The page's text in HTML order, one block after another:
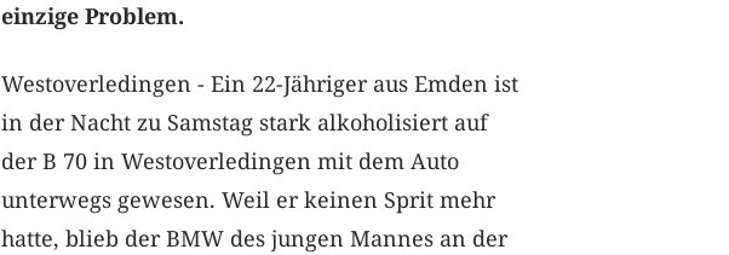
einzige Problem.
Westoverledingen - Ein 22-Jähriger aus Emden ist
in der Nacht zu Samstag stark alkoholisiert auf
der B 70 in Westoverledingen mit dem Auto
unterwegs gewesen. Weil er keinen Sprit mehr
hatte, blieb der BMW des jungen Mannes an der